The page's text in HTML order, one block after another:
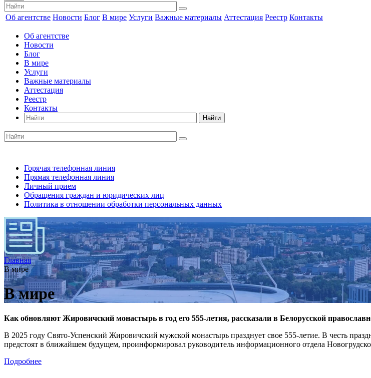
Об агентстве Новости Блог В мире Услуги Важные материалы Аттестация Реестр Контакты
Об агентстве
Новости
Блог
В мире
Услуги
Важные материалы
Аттестация
Реестр
Контакты
Найти
Горячая телефонная линия
Прямая телефонная линия
Личный прием
Обращения граждан и юридических лиц
Политика в отношении обработки персональных данных
Главная
В мире
В мире
Как обновляют Жировичский монастырь в год его 555-летия, рассказали в Белорусской
В 2025 году Свято-Успенский Жировичский мужской монастырь празднует свое 555-летие. В честь
предстоят в ближайшем будущем, проинформировал руководитель информационного отдела
Подробнее